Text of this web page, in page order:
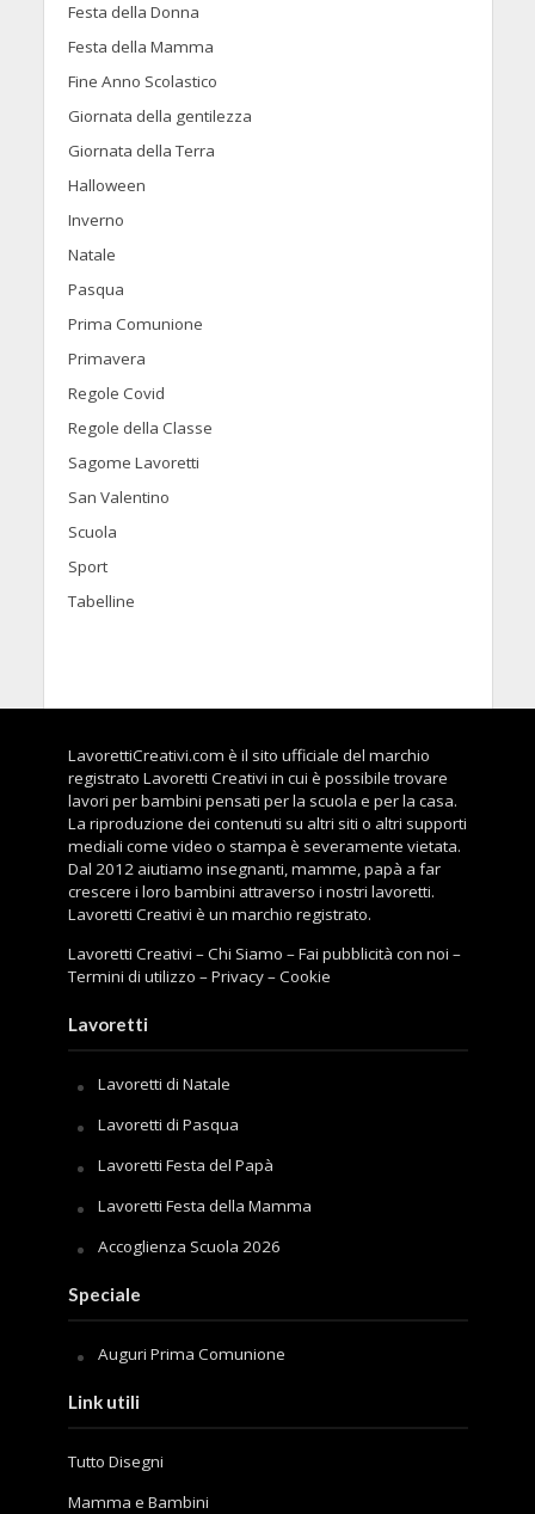
Festa della Donna
Festa della Mamma
Fine Anno Scolastico
Giornata della gentilezza
Giornata della Terra
Halloween
Inverno
Natale
Pasqua
Prima Comunione
Primavera
Regole Covid
Regole della Classe
Sagome Lavoretti
San Valentino
Scuola
Sport
Tabelline
LavorettiCreativi.com è il sito ufficiale del marchio
registrato Lavoretti Creativi in cui è possibile trovare
lavori per bambini pensati per la scuola e per la casa.
La riproduzione dei contenuti su altri siti o altri supporti
mediali come video o stampa è severamente vietata.
Dal 2012 aiutiamo insegnanti, mamme, papà a far
crescere i loro bambini attraverso i nostri lavoretti.
Lavoretti Creativi è un marchio registrato.
Lavoretti Creativi –Chi Siamo –Fai pubblicità con noi –
Termini di utilizzo –Privacy–Cookie
Lavoretti
Lavoretti di Natale
Lavoretti di Pasqua
Lavoretti Festa del Papà
Lavoretti Festa della Mamma
Accoglienza Scuola 2026
Speciale
Auguri Prima Comunione
Link utili
Tutto Disegni
Mamma e Bambini